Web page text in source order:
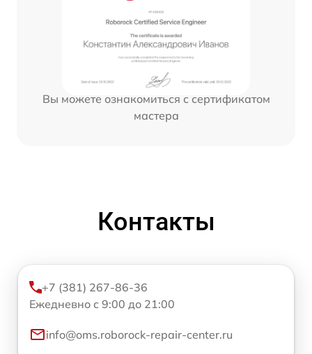
Вы можете ознакомиться с сертификатом
мастера
Контакты
+7 (381) 267-86-36
Ежедневно с 9:00 до 21:00
info@oms.roborock-repair-center.ru